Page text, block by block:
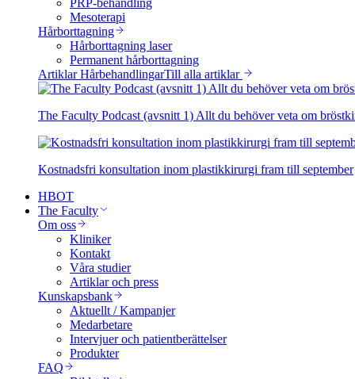
PRP-behandling
Mesoterapi
Hårborttagning
Hårborttagning laser
Permanent hårborttagning
Artiklar HårbehandlingarTill alla artiklar
The Faculty Podcast (avsnitt 1) Allt du behöver veta om
Kostnadsfri konsultation inom plastikkirurgi fram till september
HBOT
The Faculty
Om oss
Kliniker
Kontakt
Våra studier
Artiklar och press
Kunskapsbank
Aktuellt / Kampanjer
Medarbetare
Intervjuer och patientberättelser
Produkter
FAQ